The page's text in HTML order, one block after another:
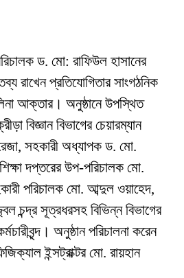
ড. মো: রাফিউল হাসানের
রাখেন প্রতিযোগিতার সাংগঠনিক
আক্তার। অনুষ্ঠানে উপস্থিত
বিজ্ঞান বিভাগের চেয়ারম্যান
সহকারী অধ্যাপক ড. মো.
শিক্ষা দপ্তরের উপ-পরিচালক মো.
পরিচালক মো. আব্দুল ওয়াহেদ,
চন্দ্র সূত্রধরসহ বিভিন্ন বিভাগের
অনুষ্ঠান পরিচালনা করেন
ইন্সট্রাক্টর মো. রায়হান